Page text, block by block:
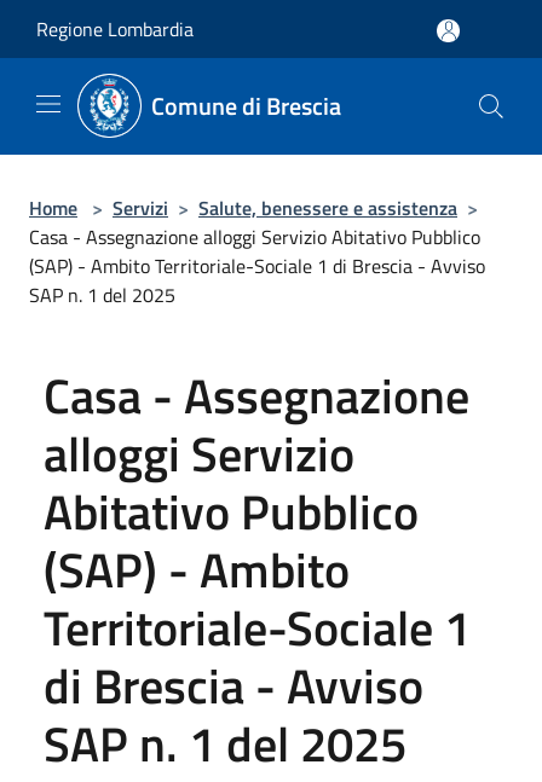
Regione Lombardia
Comune di Brescia
Home > Servizi > Salute, benessere e assistenza >
Casa - Assegnazione alloggi Servizio Abitativo Pubblico
(SAP) - Ambito Territoriale-Sociale 1 di Brescia - Avviso
SAP n. 1 del 2025
Casa - Assegnazione
alloggi Servizio
Abitativo Pubblico
(SAP) - Ambito
Territoriale-Sociale 1
di Brescia - Avviso
SAP n. 1 del 2025